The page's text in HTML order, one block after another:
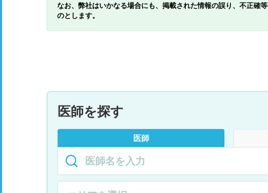
なお、弊社はいかなる場合にも、掲載された情報の誤り、不正確
のとします。
医師を探す
医師